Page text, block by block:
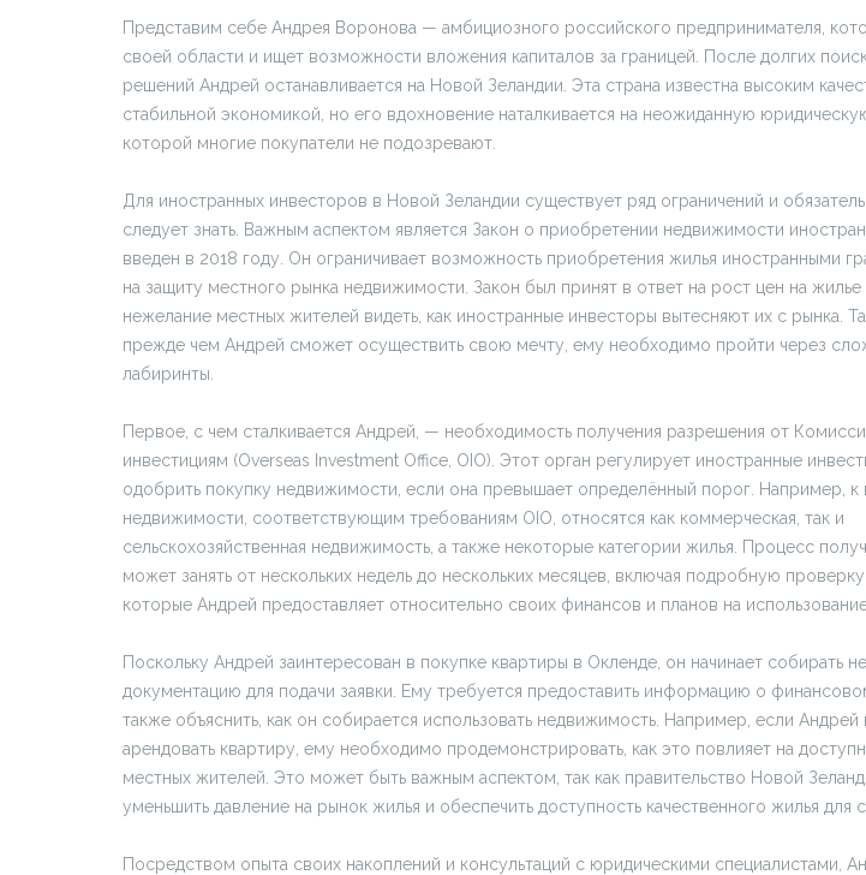
Представим себе Андрея Воронова — амбициозного российского предпринимателя,
своей области и ищет возможности вложения капиталов за границей. После долгих
решений Андрей останавливается на Новой Зеландии. Эта страна известна высоким
стабильной экономикой, но его вдохновение наталкивается на неожиданную
которой многие покупатели не подозревают.
Для иностранных инвесторов в Новой Зеландии существует ряд ограничений и
следует знать. Важным аспектом является Закон о приобретении недвижимости
введен в 2018 году. Он ограничивает возможность приобретения жилья иностранными
на защиту местного рынка недвижимости. Закон был принят в ответ на рост цен на жилье
нежелание местных жителей видеть, как иностранные инвесторы вытесняют их с рынка.
прежде чем Андрей сможет осуществить свою мечту, ему необходимо пройти через
лабиринты.
Первое, с чем сталкивается Андрей, — необходимость получения разрешения от
инвестициям (Overseas Investment Office, OIO). Этот орган регулирует иностранные
одобрить покупку недвижимости, если она превышает определённый порог. Например, к
недвижимости, соответствующим требованиям OIO, относятся как коммерческая, так и
сельскохозяйственная недвижимость, а также некоторые категории жилья. Процесс
может занять от нескольких недель до нескольких месяцев, включая подробную проверку
которые Андрей предоставляет относительно своих финансов и планов на
Поскольку Андрей заинтересован в покупке квартиры в Окленде, он начинает собирать
документацию для подачи заявки. Ему требуется предоставить информацию о
также объяснить, как он собирается использовать недвижимость. Например, если Андрей
арендовать квартиру, ему необходимо продемонстрировать, как это повлияет на
местных жителей. Это может быть важным аспектом, так как правительство Новой
уменьшить давление на рынок жилья и обеспечить доступность качественного жилья для
Посредством опыта своих накоплений и консультаций с юридическими специалистами,